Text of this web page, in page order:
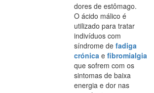
dores de estômago.
O ácido málico é
utilizado para tratar
indivíduos com
síndrome de fadiga
crónica e fibromialgia
que sofrem com os
sintomas de baixa
energia e dor nas